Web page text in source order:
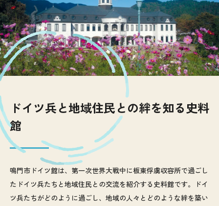
ドイツ兵と地域住民との絆を知る史料
館
鳴門市ドイツ館は、第一次世界大戦中に板東俘虜収容所で過ごし
たドイツ兵たちと地域住民との交流を紹介する史料館です。ドイ
ツ兵たちがどのように過ごし、地域の人々とどのような絆を築い